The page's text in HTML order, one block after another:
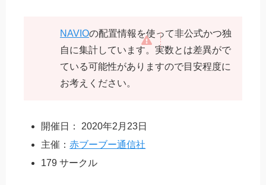
NAVIOの配置情報を使って非公式かつ独
自に集計しています。実数とは差異がで
ている可能性がありますので目安程度に
お考えください。
開催日： 2020年2月23日
主催：赤ブーブー通信社
179 サークル